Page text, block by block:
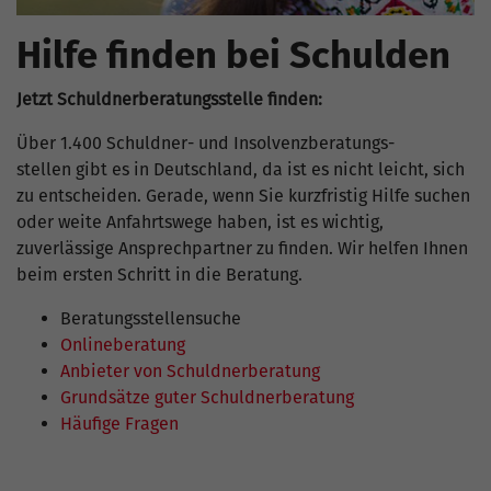
Hilfe finden bei Schulden
Jetzt Schuldnerberatungsstelle finden:
Über 1.400 Schuldner- und Insolvenzberatungs­
stellen gibt es in Deutschland, da ist es nicht leicht, sich
zu entscheiden. Gerade, wenn Sie kurzfristig Hilfe suchen
oder weite Anfahrtswege haben, ist es wichtig,
zuverlässige Ansprechpartner zu finden. Wir helfen Ihnen
beim ersten Schritt in die Beratung.
Beratungsstellensuche
Onlineberatung
Anbieter von Schuldnerberatung
Grundsätze guter Schuldnerberatung
Häufige Fragen